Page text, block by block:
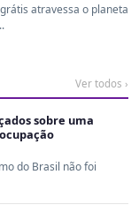
atravessa o planeta
Ver todos ›
sobre uma
do Brasil não foi